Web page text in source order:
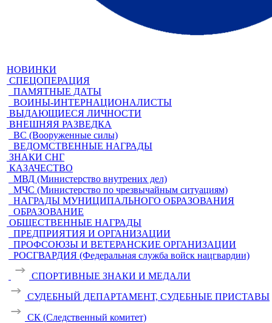
НОВИНКИ
СПЕЦОПЕРАЦИЯ
ПАМЯТНЫЕ ДАТЫ
ВОИНЫ-ИНТЕРНАЦИОНАЛИСТЫ
ВЫДАЮЩИЕСЯ ЛИЧНОСТИ
ВНЕШНЯЯ РАЗВЕДКА
ВС (Вооруженные силы)
ВЕДОМСТВЕННЫЕ НАГРАДЫ
ЗНАКИ СНГ
КАЗАЧЕСТВО
МВД (Министерство внутрених дел)
МЧС (Министерство по чрезвычайным ситуациям)
НАГРАДЫ МУНИЦИПАЛЬНОГО ОБРАЗОВАНИЯ
ОБРАЗОВАНИЕ
ОБЩЕСТВЕННЫЕ НАГРАДЫ
ПРЕДПРИЯТИЯ И ОРГАНИЗАЦИИ
ПРОФСОЮЗЫ И ВЕТЕРАНСКИЕ ОРГАНИЗАЦИИ
РОСГВАРДИЯ (Федеральная служба войск нацгвардии)
СПОРТИВНЫЕ ЗНАКИ И МЕДАЛИ
СУДЕБНЫЙ ДЕПАРТАМЕНТ, СУДЕБНЫЕ ПРИСТАВЫ
СК (Следственный комитет)